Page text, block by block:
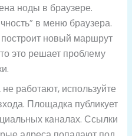
ноды в браузере.
в меню браузера.
новый маршрут
это решает проблему
работают, используйте
Площадка публикует
каналах. Ссылки